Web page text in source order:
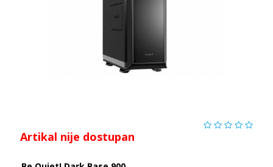
Artikal nije dostupan